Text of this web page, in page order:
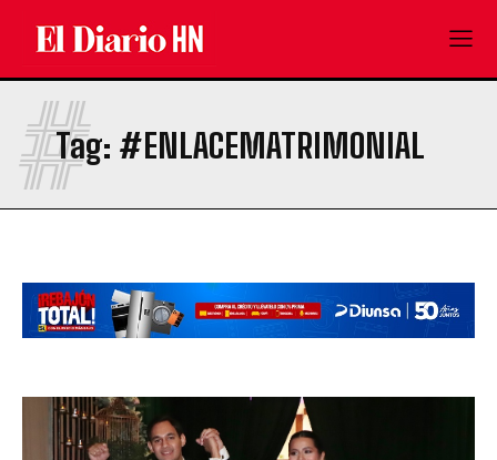
Tag: #ENLACEMATRIMONIAL
#